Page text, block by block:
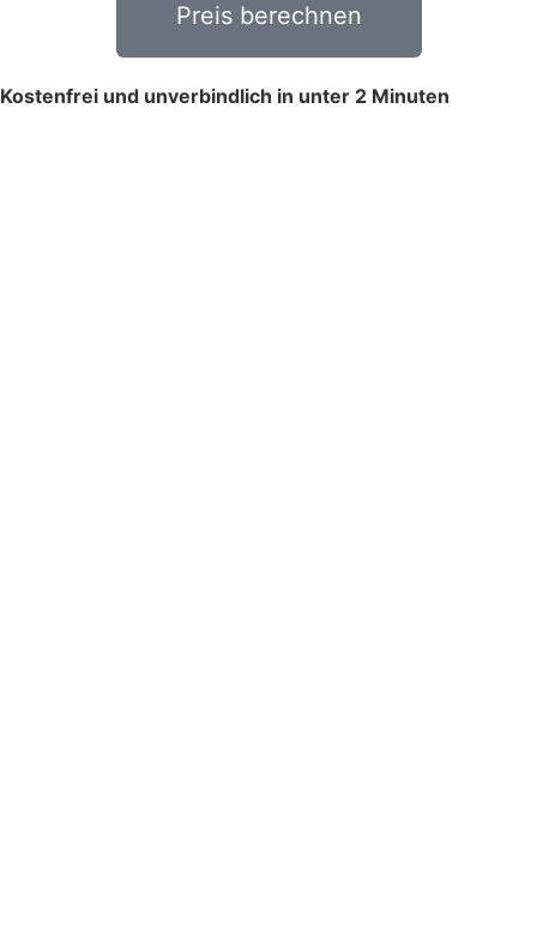
Preis berechnen
Kostenfrei und unverbindlich in unter 2 Minuten